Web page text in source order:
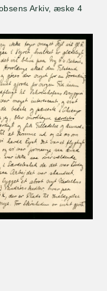
Arkiv, æske 4